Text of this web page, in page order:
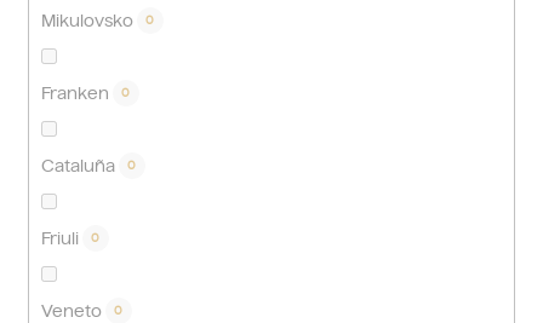
Mikulovsko 0
Franken 0
Cataluña 0
Friuli 0
Veneto 0